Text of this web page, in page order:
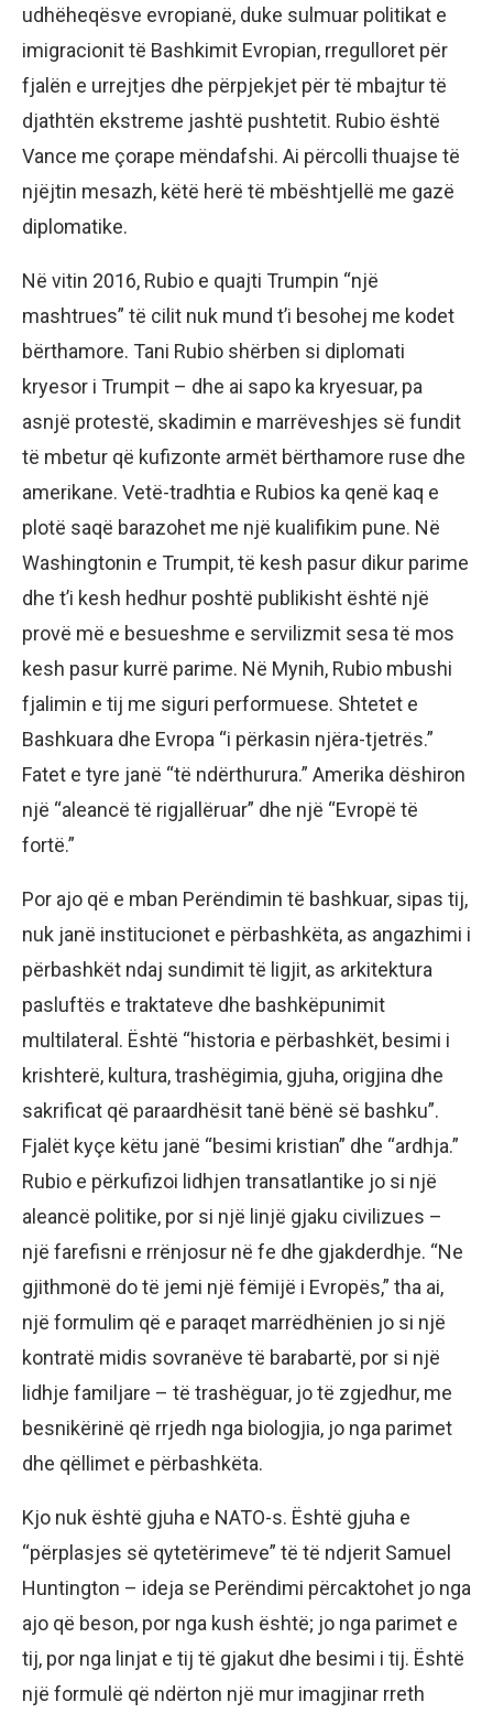
udhëheqësve evropianë, duke sulmuar politikat e
imigracionit të Bashkimit Evropian, rregulloret për
fjalën e urrejtjes dhe përpjekjet për të mbajtur të
djathtën ekstreme jashtë pushtetit. Rubio është
Vance me çorape mëndafshi. Ai përcolli thuajse të
njëjtin mesazh, këtë herë të mbështjellë me gazë
diplomatike.
Në vitin 2016, Rubio e quajti Trumpin “një
mashtrues” të cilit nuk mund t’i besohej me kodet
bërthamore. Tani Rubio shërben si diplomati
kryesor i Trumpit – dhe ai sapo ka kryesuar, pa
asnjë protestë, skadimin e marrëveshjes së fundit
të mbetur që kufizonte armët bërthamore ruse dhe
amerikane. Vetë-tradhtia e Rubios ka qenë kaq e
plotë saqë barazohet me një kualifikim pune. Në
Washingtonin e Trumpit, të kesh pasur dikur parime
dhe t’i kesh hedhur poshtë publikisht është një
provë më e besueshme e servilizmit sesa të mos
kesh pasur kurrë parime. Në Mynih, Rubio mbushi
fjalimin e tij me siguri performuese. Shtetet e
Bashkuara dhe Evropa “i përkasin njëra-tjetrës.”
Fatet e tyre janë “të ndërthurura.” Amerika dëshiron
një “aleancë të rigjallëruar” dhe një “Evropë të
fortë.”
Por ajo që e mban Perëndimin të bashkuar, sipas tij,
nuk janë institucionet e përbashkëta, as angazhimi i
përbashkët ndaj sundimit të ligjit, as arkitektura
pasluftës e traktateve dhe bashkëpunimit
multilateral. Është “historia e përbashkët, besimi i
krishterë, kultura, trashëgimia, gjuha, origjina dhe
sakrificat që paraardhësit tanë bënë së bashku”.
Fjalët kyçe këtu janë “besimi kristian” dhe “ardhja.”
Rubio e përkufizoi lidhjen transatlantike jo si një
aleancë politike, por si një linjë gjaku civilizues –
një farefisni e rrënjosur në fe dhe gjakderdhje. “Ne
gjithmonë do të jemi një fëmijë i Evropës,” tha ai,
një formulim që e paraqet marrëdhënien jo si një
kontratë midis sovranëve të barabartë, por si një
lidhje familjare – të trashëguar, jo të zgjedhur, me
besnikërinë që rrjedh nga biologjia, jo nga parimet
dhe qëllimet e përbashkëta.
Kjo nuk është gjuha e NATO-s. Është gjuha e
“përplasjes së qytetërimeve” të të ndjerit Samuel
Huntington – ideja se Perëndimi përcaktohet jo nga
ajo që beson, por nga kush është; jo nga parimet e
tij, por nga linjat e tij të gjakut dhe besimi i tij. Është
një formulë që ndërton një mur imagjinar rreth